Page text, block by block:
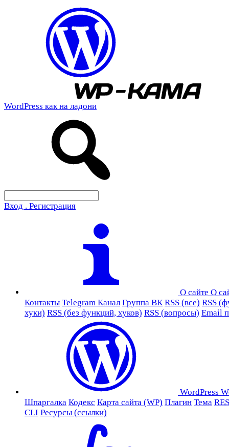
WordPress как на ладони
Вход . Регистрация
О сайте О
Контакты Telegram Канал Группа ВК RSS (все) RSS
хуки) RSS (без функций, хуков) RSS (вопросы) Email
WordPress
Шпаргалка Кодекс Карта сайта (WP) Плагин Тема
CLI Ресурсы (ссылки)